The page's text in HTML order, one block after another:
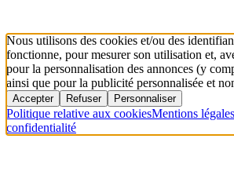
Nous utilisons des cookies et/ou des
fonctionne, pour mesurer son utilisation et,
pour la personnalisation des annonces (y
ainsi que pour la publicité personnalisée et
Accepter Refuser Personnaliser
Politique relative aux cookiesMentions légales
confidentialité